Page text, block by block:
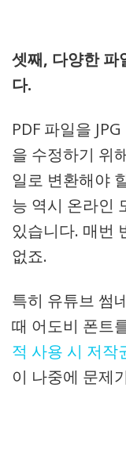
셋째, 다양한 파
다.
PDF 파일을
을 수정하기 위
일로 변환해야
능 역시 온라인
있습니다. 매번
없죠.
특히 유튜브 썸
때 어도비 폰트
적 사용 시 저작
이 나중에 문제